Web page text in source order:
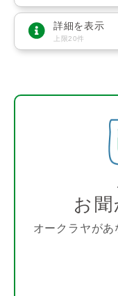
詳細を表示
上限20件
お
オークラヤが